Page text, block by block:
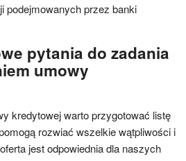
podejmowanych przez banki
pytania do zadania
umowy
kredytowej warto przygotować listę
rozwiać wszelkie wątpliwości i
jest odpowiednia dla naszych